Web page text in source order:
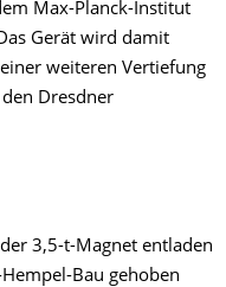
Max-Planck-Institut
Gerät wird damit
weiteren Vertiefung
Dresdner
3,5-t-Magnet entladen
Bau gehoben